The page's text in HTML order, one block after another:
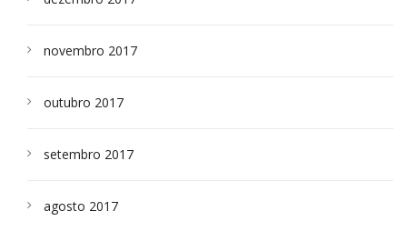
novembro 2017
outubro 2017
setembro 2017
agosto 2017